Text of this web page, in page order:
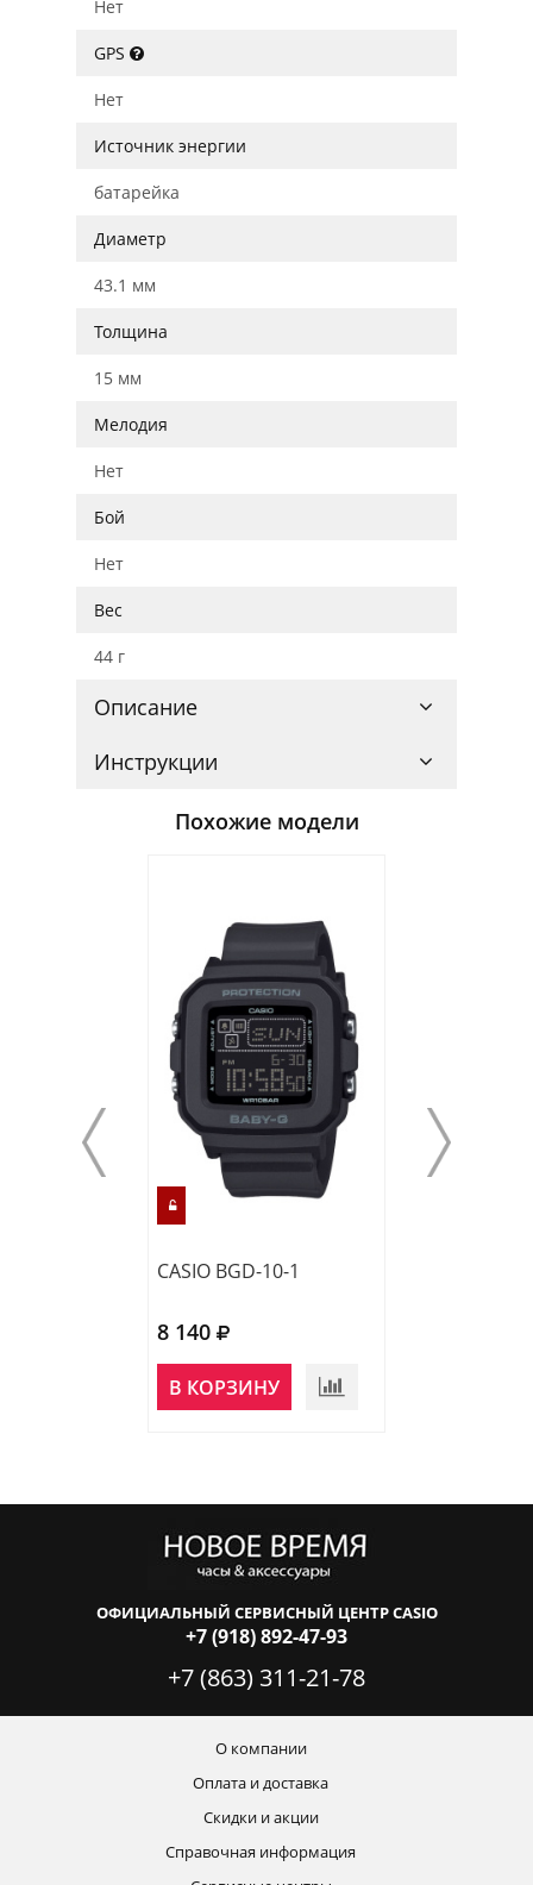
Нет
GPS
Нет
Источник энергии
батарейка
Диаметр
43.1 мм
Толщина
15 мм
Мелодия
Нет
Бой
Нет
Вес
44 г
Описание
Инструкции
Похожие модели
CASIO BGD-10-1
8 140
В КОРЗИНУ
ОФИЦИАЛЬНЫЙ СЕРВИСНЫЙ ЦЕНТР CASIO
+7 (918) 892-47-93
+7 (863) 311-21-78
О компании
Оплата и доставка
Скидки и акции
Справочная информация